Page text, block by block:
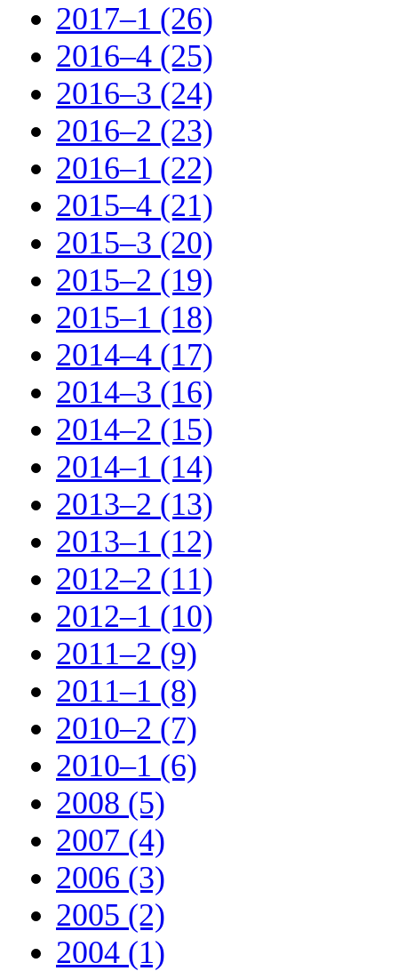
2017–1 (26)
2016–4 (25)
2016–3 (24)
2016–2 (23)
2016–1 (22)
2015–4 (21)
2015–3 (20)
2015–2 (19)
2015–1 (18)
2014–4 (17)
2014–3 (16)
2014–2 (15)
2014–1 (14)
2013–2 (13)
2013–1 (12)
2012–2 (11)
2012–1 (10)
2011–2 (9)
2011–1 (8)
2010–2 (7)
2010–1 (6)
2008 (5)
2007 (4)
2006 (3)
2005 (2)
2004 (1)